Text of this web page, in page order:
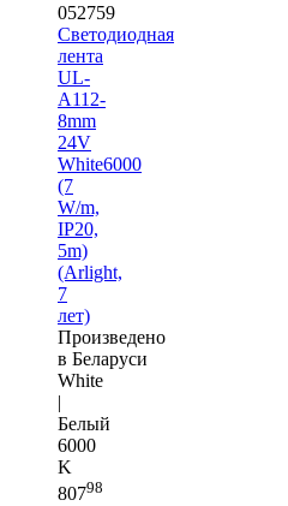
052759
Светодиодная
лента
UL-
A112-
8mm
24V
White6000
(7
W/m,
IP20,
5m)
(Arlight,
7
лет)
Произведено
в Беларуси
White
|
Белый
6000
K
80798